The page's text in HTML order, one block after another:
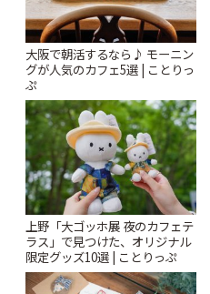
大阪で朝活するなら♪ モーニン
グが人気のカフェ5選 | ことりっ
ぷ
上野「大ゴッホ展 夜のカフェテ
ラス」で見つけた、オリジナル
限定グッズ10選 | ことりっぷ